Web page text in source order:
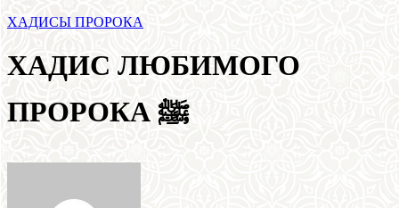
ХАДИСЫ ПРОРОКА
ХАДИС ЛЮБИМОГО
ПРОРОКА ﷺ